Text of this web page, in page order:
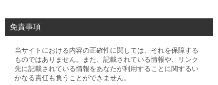
免責事項
当サイトにおける内容の正確性に関しては、それを保障する
ものではありません。また、記載されている情報や、リンク
先に記載されている情報をあなたが利用することに関するい
かなる責任も負うことができません。